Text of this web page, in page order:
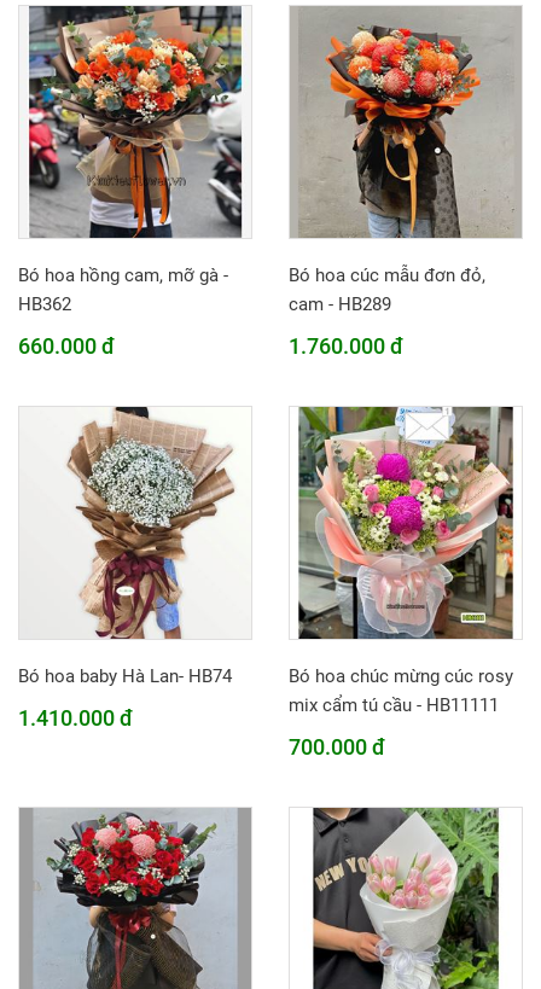
Bó hoa hồng cam, mỡ gà -
HB362
660.000 đ
Bó hoa cúc mẫu đơn đỏ,
cam - HB289
1.760.000 đ
Bó hoa baby Hà Lan- HB74
1.410.000 đ
Bó hoa chúc mừng cúc rosy
mix cẩm tú cầu - HB11111
700.000 đ